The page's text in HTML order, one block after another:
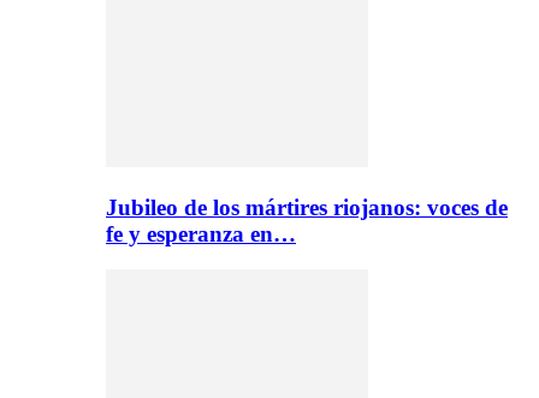
Jubileo de los mártires riojanos: voces de
fe y esperanza en…